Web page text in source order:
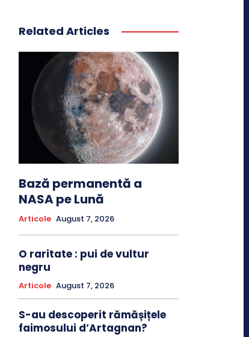
Related Articles
Bază permanentă a
NASA pe Lună
Articole August 7, 2026
O raritate : pui de vultur
negru
Articole August 7, 2026
S-au descoperit rămășițele
faimosului d’Artagnan?